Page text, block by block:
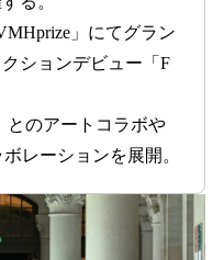
」にてグラン
ションデビュー「F
とのアートコラボや
レーションを展開。